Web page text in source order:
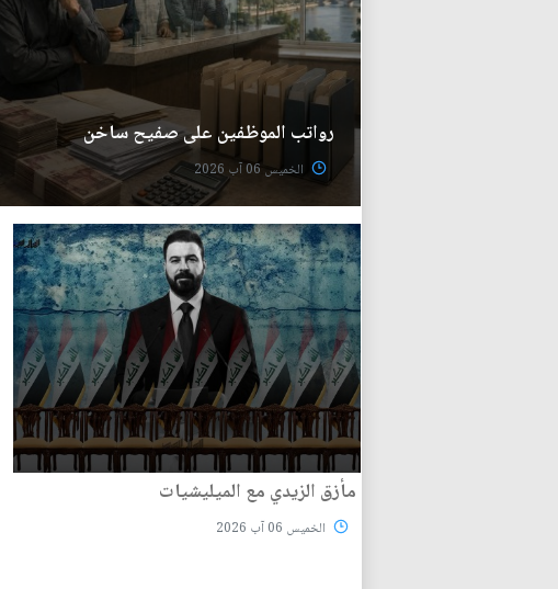
رواتب الموظفين على صفيح ساخن
الخميس 06 آب 2026
مأزق الزيدي مع الميليشيات
الخميس 06 آب 2026